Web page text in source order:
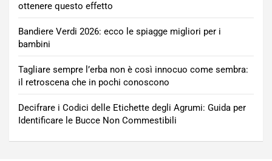
ottenere questo effetto
Bandiere Verdi 2026: ecco le spiagge migliori per i
bambini
Tagliare sempre l’erba non è così innocuo come sembra:
il retroscena che in pochi conoscono
Decifrare i Codici delle Etichette degli Agrumi: Guida per
Identificare le Bucce Non Commestibili